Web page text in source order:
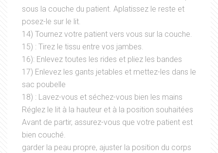
sous la couche du patient. Aplatissez le reste et
posez-le sur le lit.
14) Tournez votre patient vers vous sur la couche.
15) : Tirez le tissu entre vos jambes.
16): Enlevez toutes les rides et pliez les bandes
17) Enlevez les gants jetables et mettez-les dans le
sac poubelle
18) : Lavez-vous et séchez-vous bien les mains
Réglez le lit à la hauteur et à la position souhaitées
Avant de partir, assurez-vous que votre patient est
bien couché.
garder la peau propre, ajuster la position du corps